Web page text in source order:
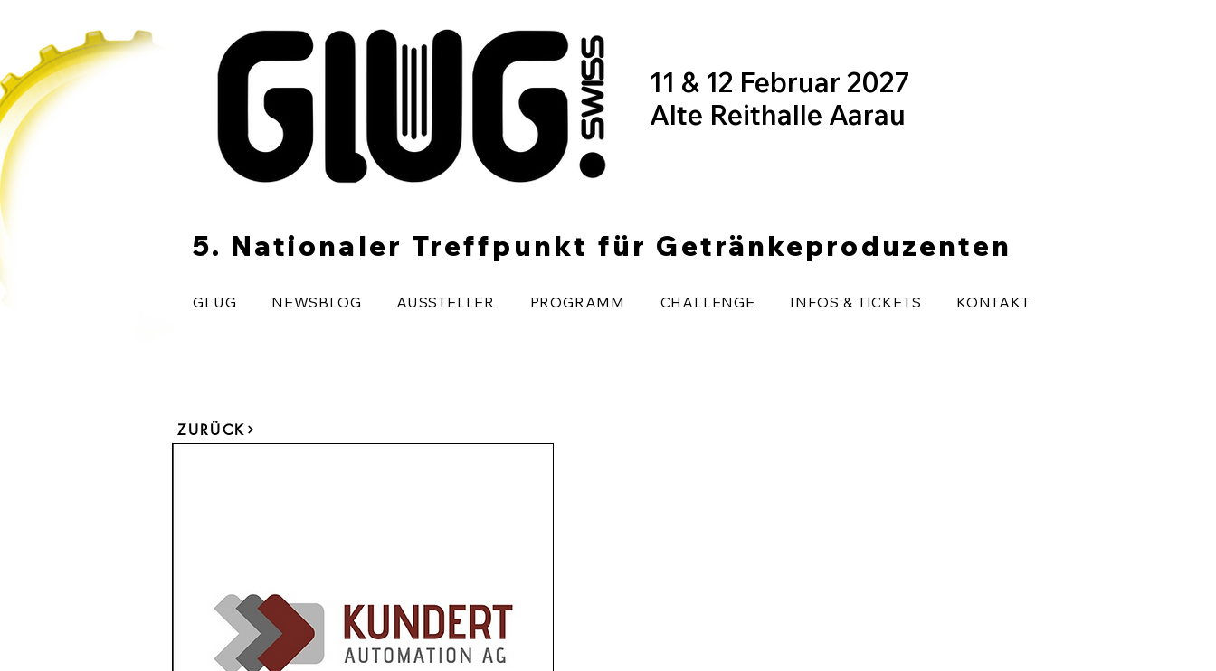
11 & 12 Februar 2027
Alte Reithalle Aarau
5. Nationaler Treffpunkt für Getränkeproduzenten
GLUG NEWSBLOG AUSSTELLER PROGRAMM CHALLENGE INFOS & TICKETS KONTAKT
ZURÜCK